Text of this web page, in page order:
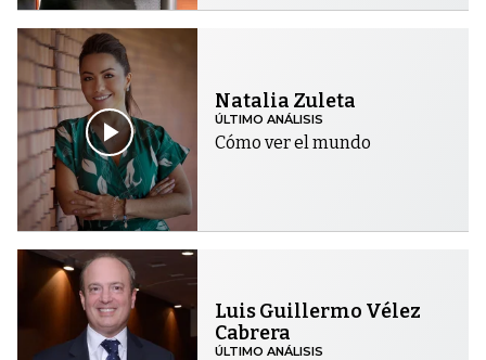
Natalia Zuleta
ÚLTIMO ANÁLISIS
Cómo ver el mundo
Luis Guillermo Vélez
Cabrera
ÚLTIMO ANÁLISIS